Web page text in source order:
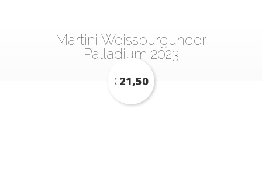
Martini Weissburgunder
Palladium 2023
€21,50